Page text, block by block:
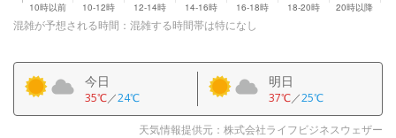
混雑が予想される時間：混雑する時間帯は特になし
今日
35℃／24℃
明日
37℃／25℃
天気情報提供元：株式会社ライフビジネスウェザー